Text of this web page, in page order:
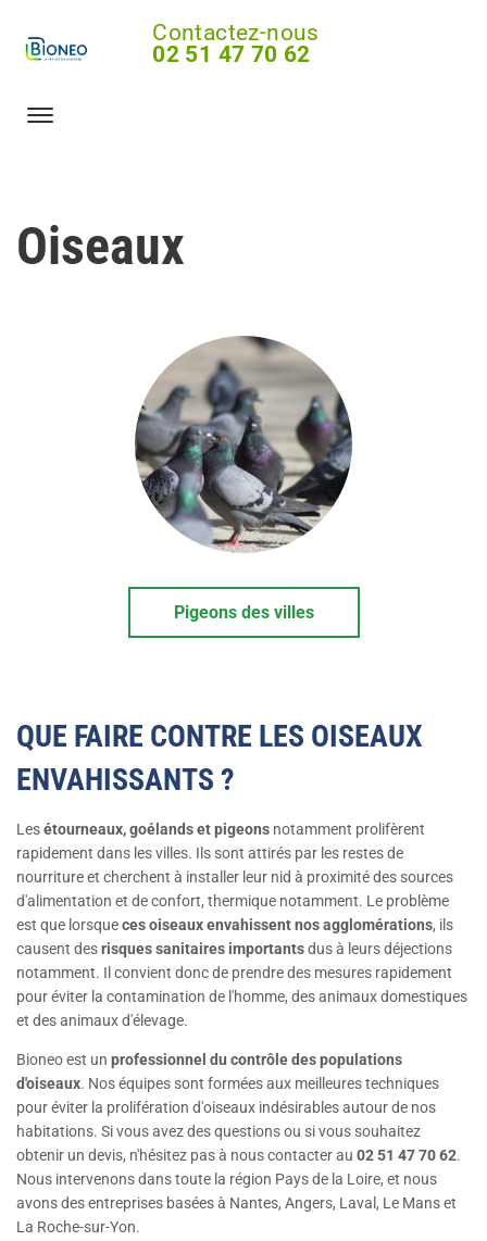
Contactez-nous
02 51 47 70 62
Oiseaux
Pigeons des villes
QUE FAIRE CONTRE LES OISEAUX
ENVAHISSANTS ?
Lesétourneaux, goélands et pigeons notamment prolifèrent
rapidement dans les villes. Ils sont attirés par les restes de
nourriture et cherchent à installer leur nid à proximité des sources
d'alimentation et de confort, thermique notamment. Le problème
est que lorsqueces oiseaux envahissent nos agglomérations, ils
causent desrisques sanitaires importantsdus à leurs déjections
notamment. Il convient donc de prendre des mesures rapidement
pour éviter la contamination de l'homme, des animaux domestiques
et des animaux d'élevage.
Bioneo est un professionnel du contrôle des populations
d'oiseaux. Nos équipes sont formées aux meilleures techniques
pour éviter la prolifération d'oiseaux indésirables autour de nos
habitations. Si vous avez des questions ou si vous souhaitez
obtenir un devis, n'hésitez pas à nous contacter au 02 51 47 70 62.
Nous intervenons dans toute la région Pays de la Loire, et nous
avons des entreprises basées à Nantes, Angers, Laval, Le Mans et
La Roche-sur-Yon.